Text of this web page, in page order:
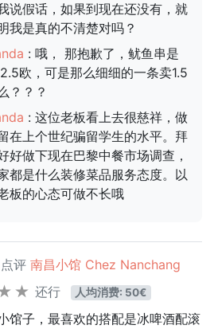
说假话，如果到现在还没有，就
我是真的不清楚对吗？
: 哦， 那抱歉了，鱿鱼串是
欧，可是那么细细的一条卖1.5
？？？
: 这位老板看上去很慈祥，做
在上个世纪骗留学生的水平。拜
好做下现在巴黎中餐市场调查，
都是什么装修菜品服务态度。以
板的心态可做不长哦
点评 南昌小馆 Chez Nanchang
还行
人均消费: 50€
馆子，最喜欢的搭配是冰啤酒配滚